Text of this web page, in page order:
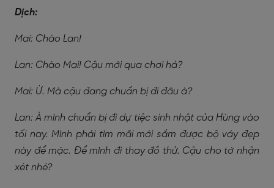
Dịch:
Mai: Chào Lan!
Lan: Chào Mai! Cậu mới qua chơi hả?
Mai: Ừ. Mà cậu đang chuẩn bị đi đâu à?
Lan: À mình chuẩn bị đi dự tiệc sinh nhật của Hùng vào
tối nay. Mình phải tìm mãi mới sắm được bộ váy đẹp
này để mặc. Để mình đi thay đồ thử. Cậu cho tớ nhận
xét nhé?